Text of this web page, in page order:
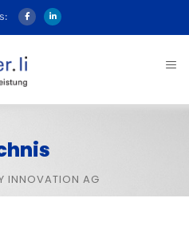
INNOVATION AG